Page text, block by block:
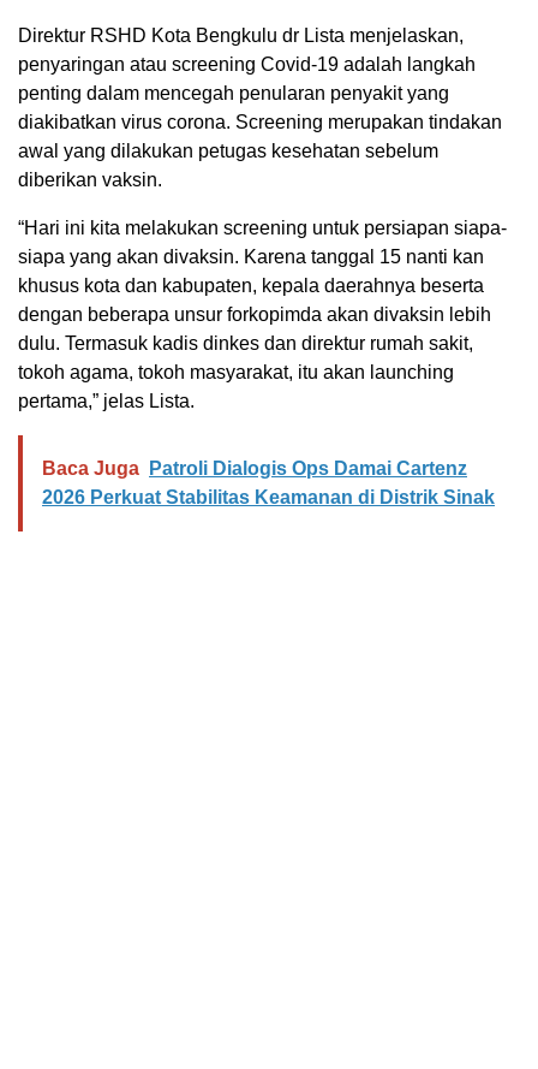
Direktur RSHD Kota Bengkulu dr Lista menjelaskan,
penyaringan atau screening Covid-19 adalah langkah
penting dalam mencegah penularan penyakit yang
diakibatkan virus corona. Screening merupakan tindakan
awal yang dilakukan petugas kesehatan sebelum
diberikan vaksin.
“Hari ini kita melakukan screening untuk persiapan siapa-
siapa yang akan divaksin. Karena tanggal 15 nanti kan
khusus kota dan kabupaten, kepala daerahnya beserta
dengan beberapa unsur forkopimda akan divaksin lebih
dulu. Termasuk kadis dinkes dan direktur rumah sakit,
tokoh agama, tokoh masyarakat, itu akan launching
pertama,” jelas Lista.
Baca Juga
Patroli Dialogis Ops Damai Cartenz
2026 Perkuat Stabilitas Keamanan di Distrik Sinak